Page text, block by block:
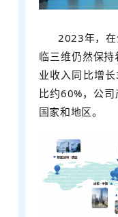
2023年，在
临三维仍然保
业收入同比增
比约60%，公
国家和地区。